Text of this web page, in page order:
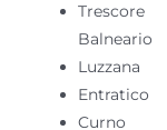
Trescore
Balneario
Luzzana
Entratico
Curno